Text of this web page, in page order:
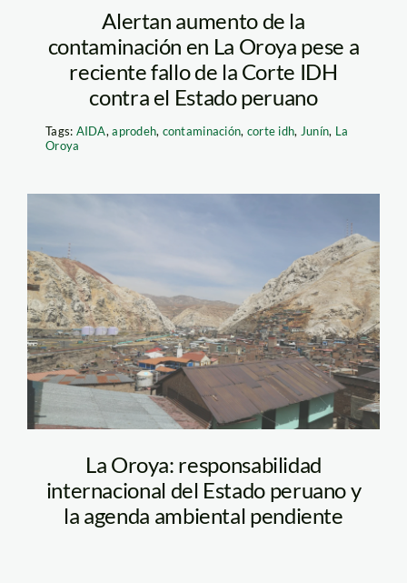
Alertan aumento de la
contaminación en La Oroya pese a
reciente fallo de la Corte IDH
contra el Estado peruano
Tags: AIDA,aprodeh, contaminación, corte idh, Junín, La
Oroya
La Oroya – Jaime
Tranca -SPDA
La Oroya: responsabilidad
internacional del Estado peruano y
la agenda ambiental pendiente